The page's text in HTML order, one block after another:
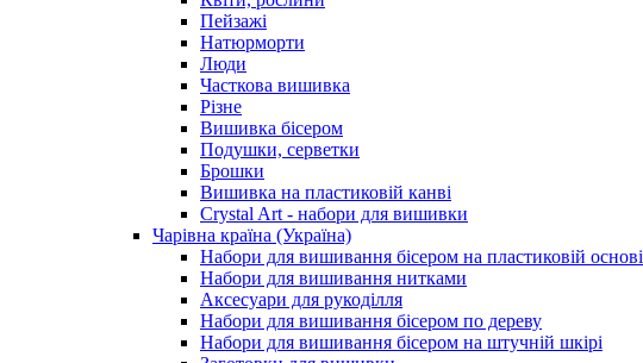
Пейзажі
Натюрморти
Люди
Часткова вишивка
Різне
Вишивка бісером
Подушки, серветки
Брошки
Вишивка на пластиковій канві
Crystal Art - набори для вишивки
Чарівна країна (Україна)
Набори для вишивання бісером на пластиковій основі
Набори для вишивання нитками
Аксесуари для рукоділля
Набори для вишивання бісером по дереву
Набори для вишивання бісером на штучній шкірі